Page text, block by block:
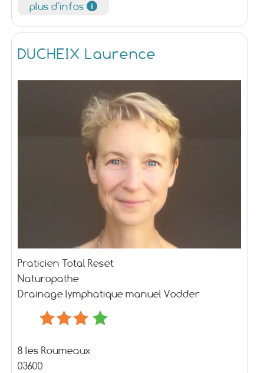
plus d'infos
DUCHEIX Laurence
Praticien Total Reset
Naturopathe
Drainage lymphatique manuel Vodder
8 les Roumeaux
03600